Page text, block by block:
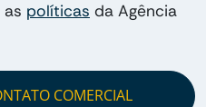
políticas da Agência
COMERCIAL